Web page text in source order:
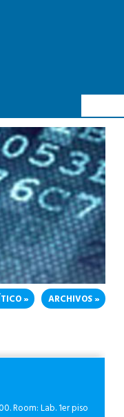
ARCHIVOS
Room: Lab. 1er piso